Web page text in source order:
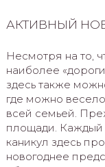
АКТИВНЫЙ
Несмотря на то,
наиболее
здесь также
где можно
всей семьей.
площади. Каждый
каникул здесь
новогоднее